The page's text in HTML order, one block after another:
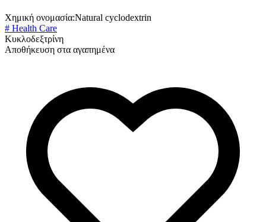
Χημική ονομασία:Natural cyclodextrin
# Health Care
Κυκλοδεξτρίνη
Αποθήκευση στα αγαπημένα